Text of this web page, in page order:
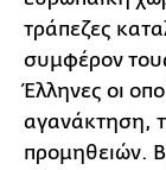
τράπεζες
συμφέρον
Έλληνες οι
αγανάκτηση,
προμηθειών.